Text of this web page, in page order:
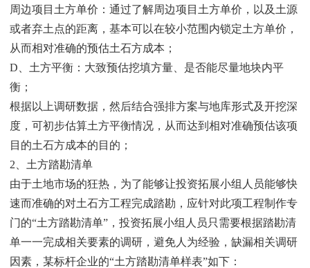
周边项目土方单价：通过了解周边项目土方单价，以及土源
或者弃土点的距离，基本可以在较小范围内锁定土方单价，
从而相对准确的预估土石方成本；
D、土方平衡：大致预估挖填方量、是否能尽量地块内平
衡；
根据以上调研数据，然后结合强排方案与地库形式及开挖深
度，可初步估算土方平衡情况，从而达到相对准确预估该项
目的土石方成本的目的；
2、土方踏勘清单
由于土地市场的狂热，为了能够让投资拓展小组人员能够快
速而准确的对土石方工程完成踏勘，应针对此项工程制作专
门的“土方踏勘清单”，投资拓展小组人员只需要根据踏勘清
单一一完成相关要素的调研，避免人为经验，缺漏相关调研
因素，某标杆企业的“土方踏勘清单样表”如下：